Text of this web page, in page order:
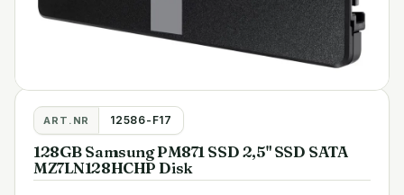
ART.NR 12586-F17
128GB Samsung PM871 SSD 2,5" SSD SATA
MZ7LN128HCHP Disk